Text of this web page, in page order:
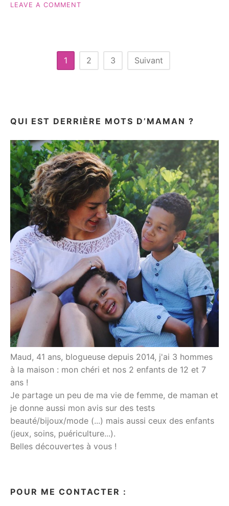
LEAVE A COMMENT
Pagination
1 2 3 Suivant
QUI EST DERRIÈRE MOTS D’MAMAN ?
Maud, 41 ans, blogueuse depuis 2014, j'ai 3 hommes
à la maison : mon chéri et nos 2 enfants de 12 et 7
ans !
Je partage un peu de ma vie de femme, de maman et
je donne aussi mon avis sur des tests
beauté/bijoux/mode (...) mais aussi ceux des enfants
(jeux, soins, puériculture...).
Belles découvertes à vous !
POUR ME CONTACTER :